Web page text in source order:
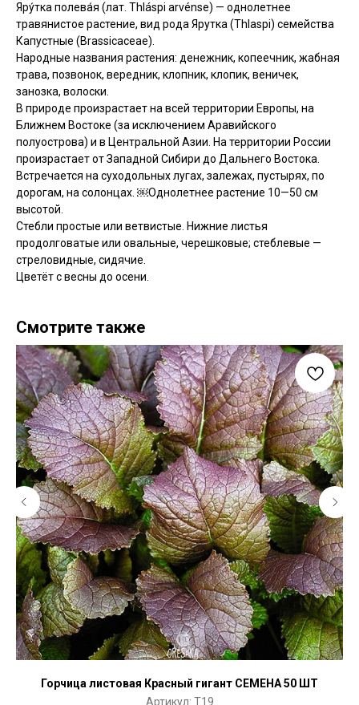
Яру́тка полева́я (лат. Thláspi arvénse) — однолетнее
травянистое растение, вид рода Ярутка (Thlaspi) семейства
Капустные (Brassicaceae).
Народные названия растения: денежник, копеечник, жабная
трава, позвонок, вередник, клопник, клопик, веничек,
занозка, волоски.
В природе произрастает на всей территории Европы, на
Ближнем Востоке (за исключением Аравийского
полуострова) и в Центральной Азии. На территории России
произрастает от Западной Сибири до Дальнего Востока.
Встречается на суходольных лугах, залежах, пустырях, по
дорогам, на солонцах. ￼Однолетнее растение 10—50 см
высотой.
Стебли простые или ветвистые. Нижние листья
продолговатые или овальные, черешковые; стеблевые —
стреловидные, сидячие.
Цветёт с весны до осени.
Смотрите также
Горчица листовая Красный гигант СЕМЕНА 50 ШТ
Артикул: T19